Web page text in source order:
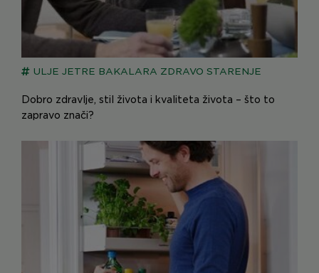
Dobro zdravlje, stil života i kvaliteta života – što to
zapravo znači?
ULJE JETRE BAKALARA ZDRAVO STARENJE